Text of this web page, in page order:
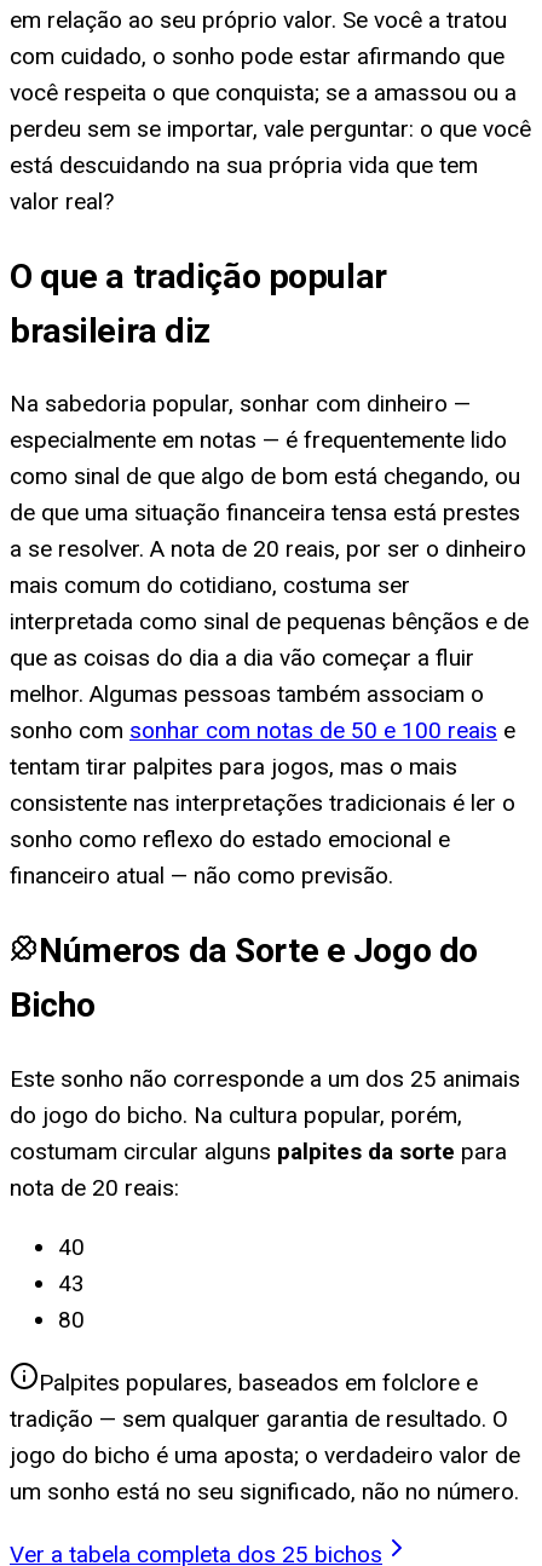
em relação ao seu próprio valor. Se você a tratou
com cuidado, o sonho pode estar afirmando que
você respeita o que conquista; se a amassou ou a
perdeu sem se importar, vale perguntar: o que você
está descuidando na sua própria vida que tem
valor real?
O que a tradição popular
brasileira diz
Na sabedoria popular, sonhar com dinheiro —
especialmente em notas — é frequentemente lido
como sinal de que algo de bom está chegando, ou
de que uma situação financeira tensa está prestes
a se resolver. A nota de 20 reais, por ser o dinheiro
mais comum do cotidiano, costuma ser
interpretada como sinal de pequenas bênçãos e de
que as coisas do dia a dia vão começar a fluir
melhor. Algumas pessoas também associam o
sonho com sonhar com notas de 50 e 100 reais e
tentam tirar palpites para jogos, mas o mais
consistente nas interpretações tradicionais é ler o
sonho como reflexo do estado emocional e
financeiro atual — não como previsão.
Números da Sorte e Jogo do
Bicho
Este sonho não corresponde a um dos 25 animais
do jogo do bicho. Na cultura popular, porém,
costumam circular alguns palpites da sorte para
nota de 20 reais:
40
43
80
Palpites populares, baseados em folclore e
tradição — sem qualquer garantia de resultado. O
jogo do bicho é uma aposta; o verdadeiro valor de
um sonho está no seu significado, não no número.
Ver a tabela completa dos 25 bichos